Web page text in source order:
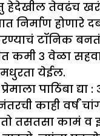
हेदेखील तेवढंच
निर्माण होणारे
टॉनिक
कमी ३ वेळा
येईल.
पाठिंबा द्या :
काही वर्षं
तसतसा कामं व